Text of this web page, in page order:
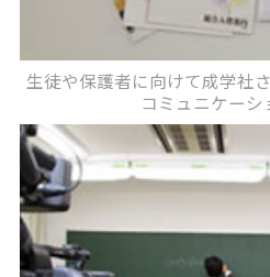
生徒や保護者に向けて成学社
コミュニケーシ